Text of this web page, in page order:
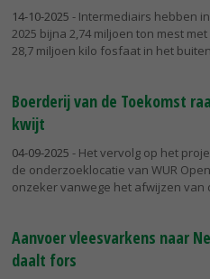
14-10-2025 - Intermediairs hebben
2025 bijna 2,74 miljoen ton mest
28,7 miljoen kilo fosfaat in het
Boerderij van de Toekomst
kwijt
04-09-2025 - Het vervolg op het
de onderzoeklocatie van WUR
onzeker vanwege het afwijzen van
Aanvoer vleesvarkens naar
daalt fors